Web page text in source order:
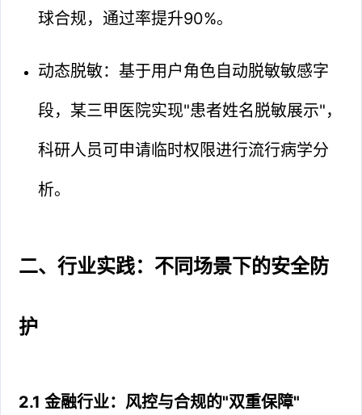
球合规，通过率提升90%。
动态脱敏：基于用户角色自动脱敏敏感字
段，某三甲医院实现"患者姓名脱敏展示"，
科研人员可申请临时权限进行流行病学分
析。
二、行业实践：不同场景下的安全防
护
2.1 金融行业：风控与合规的"双重保障"